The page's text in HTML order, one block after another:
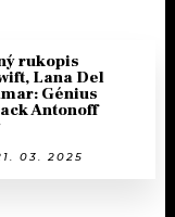
rukopis
Lana Del
Génius
Antonoff
03. 2025